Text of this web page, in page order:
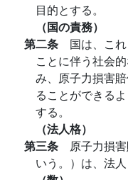
目的とする。
（国の責務）
第二条 国は、こ
ことに伴う社会
み、原子力損害
ることができる
する。
（法人格）
第三条 原子力損
いう。）は、法人